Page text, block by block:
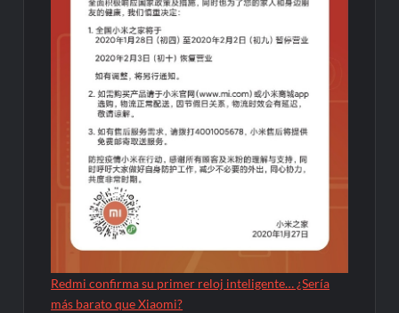
Redmi confirma su primer reloj inteligente… ¿Sería
más barato que Xiaomi?